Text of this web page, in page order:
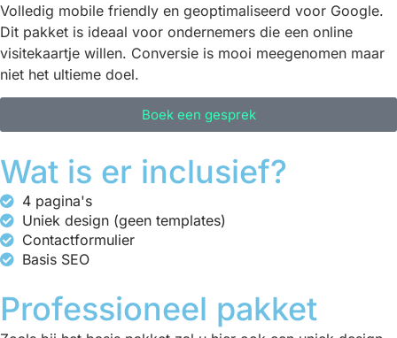
Volledig mobile friendly en geoptimaliseerd voor Google.
Dit pakket is ideaal voor ondernemers die een online
visitekaartje willen. Conversie is mooi meegenomen maar
niet het ultieme doel.
Boek een gesprek
Wat is er inclusief?
4 pagina's
Uniek design (geen templates)
Contactformulier
Basis SEO
Professioneel pakket